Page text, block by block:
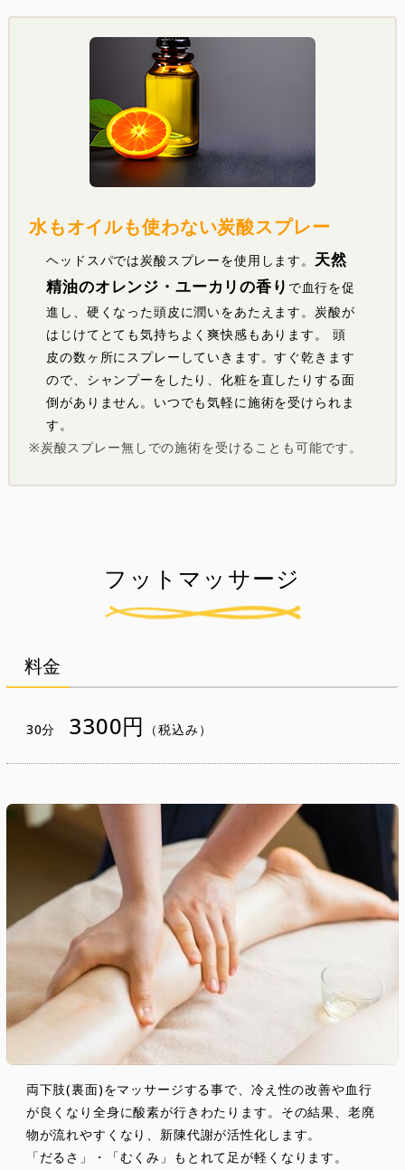
水もオイルも使わない炭酸スプレー
ヘッドスパでは炭酸スプレーを使用します。 天然
精油のオレンジ・ユーカリの香り で血行を促
進し、硬くなった頭皮に潤いをあたえます。炭酸が
はじけてとても気持ちよく爽快感もあります。 頭
皮の数ヶ所にスプレーしていきます。すぐ乾きます
ので、シャンプーをしたり、化粧を直したりする面
倒がありません。いつでも気軽に施術を受けられま
す。
炭酸スプレー無しでの施術を受けることも可能です。
フットマッサージ
料金
30分 3300円 （税込み）
両下肢(裏面)をマッサージする事で、冷え性の改善や血行
が良くなり全身に酸素が行きわたります。その結果、老廃
物が流れやすくなり、新陳代謝が活性化します。
「だるさ」・「むくみ」もとれて足が軽くなります。